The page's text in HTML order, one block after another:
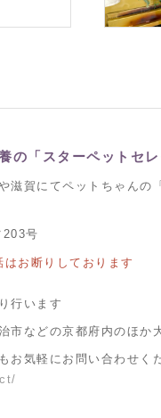
の「スターペットセ
賀にてペットちゃんの
号
お断りしております
行います
市などの京都府内のほか
お気軽にお問い合わせく